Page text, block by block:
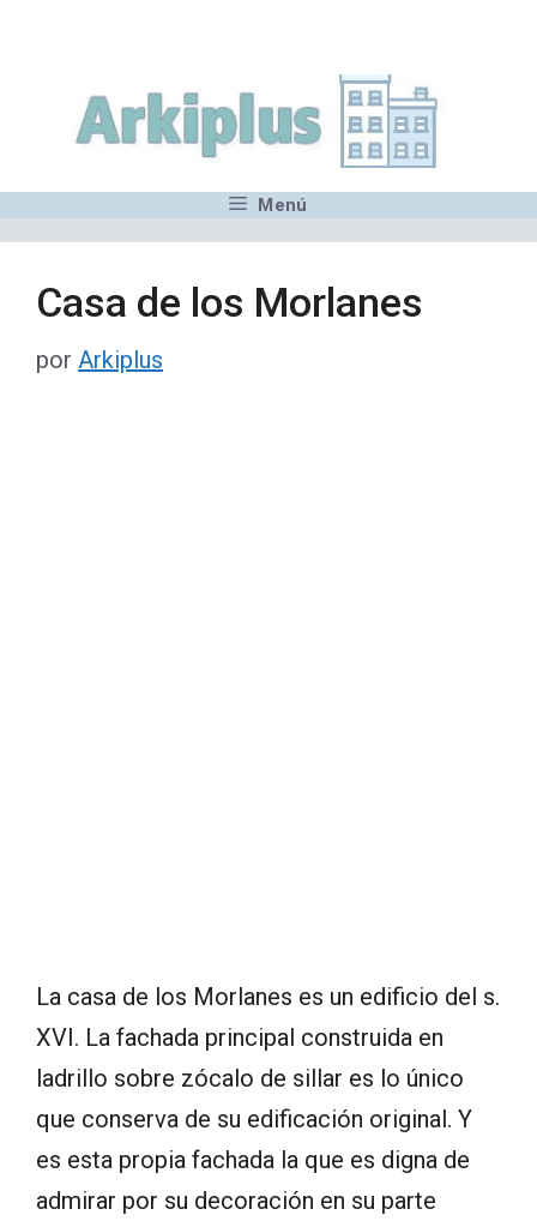
contenido
Menú
Casa de los Morlanes
por Arkiplus
La casa de los Morlanes es un edificio del s.
XVI. La fachada principal construida en
ladrillo sobre zócalo de sillar es lo único
que conserva de su edificación original. Y
es esta propia fachada la que es digna de
admirar por su decoración en su parte